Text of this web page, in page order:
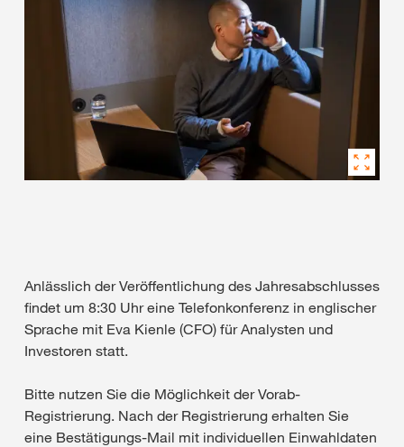
Anlässlich der Veröffentlichung des Jahresabschlusses
findet um 8:30 Uhr eine Telefonkonferenz in englischer
Sprache mit Eva Kienle (CFO) für Analysten und
Investoren statt.
Bitte nutzen Sie die Möglichkeit der Vorab-
Registrierung. Nach der Registrierung erhalten Sie
eine Bestätigungs-Mail mit individuellen Einwahldaten